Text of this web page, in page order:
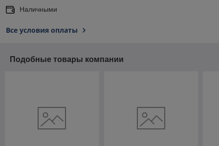
Наличными
Все условия оплаты
Подобные товары компании